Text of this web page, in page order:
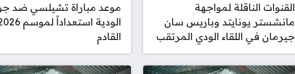
القنوات الناقلة لمواجهة
مانشستر يونايتد وباريس سان
جيرمان في اللقاء الودي المرتقب
موعد مباراة تشيلسي ضد
القادم